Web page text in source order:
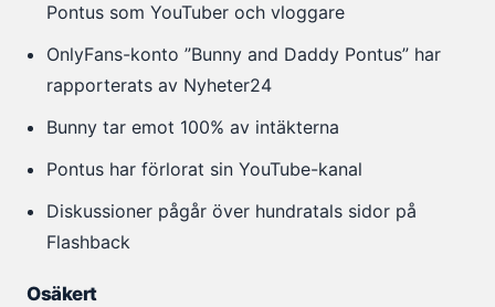
Pontus som YouTuber och vloggare
OnlyFans-konto ”Bunny and Daddy Pontus” har
rapporterats av Nyheter24
Bunny tar emot 100% av intäkterna
Pontus har förlorat sin YouTube-kanal
Diskussioner pågår över hundratals sidor på
Flashback
Osäkert